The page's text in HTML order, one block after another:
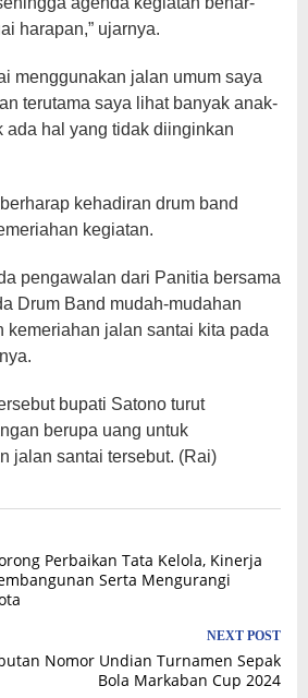
harapan,” ujarnya.
menggunakan jalan umum saya
terutama saya lihat banyak anak-
ada hal yang tidak diinginkan
kehadiran drum band
kegiatan.
pengawalan dari Panitia bersama
Drum Band mudah-mudahan
kemeriahan jalan santai kita pada
bupati Satono turut
berupa uang untuk
jalan santai tersebut. (Rai)
Perbaikan Tata Kelola, Kinerja
Serta Mengurangi
NEXT POST
Nomor Undian Turnamen Sepak
Bola Markaban Cup 2024